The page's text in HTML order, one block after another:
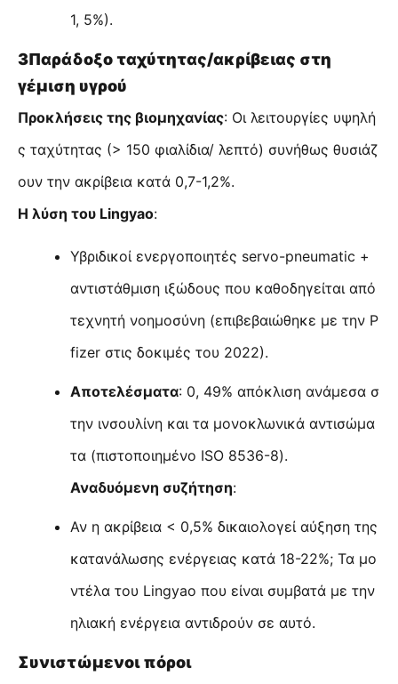
1, 5%).
3Παράδοξο ταχύτητας/ακρίβειας στη
γέμιση υγρού
Προκλήσεις της βιομηχανίας: Οι λειτουργίες υψηλή
ς ταχύτητας (> 150 φιαλίδια/ λεπτό) συνήθως θυσιάζ
ουν την ακρίβεια κατά 0,7-1,2%.
Η λύση του Lingyao:
Υβριδικοί ενεργοποιητές servo-pneumatic +
αντιστάθμιση ιξώδους που καθοδηγείται από
τεχνητή νοημοσύνη (επιβεβαιώθηκε με την P
fizer στις δοκιμές του 2022).
Αποτελέσματα: 0, 49% απόκλιση ανάμεσα σ
την ινσουλίνη και τα μονοκλωνικά αντισώμα
τα (πιστοποιημένο ISO 8536-8).
Αναδυόμενη συζήτηση:
Αν η ακρίβεια < 0,5% δικαιολογεί αύξηση της
κατανάλωσης ενέργειας κατά 18-22%; Τα μο
ντέλα του Lingyao που είναι συμβατά με την
ηλιακή ενέργεια αντιδρούν σε αυτό.
Συνιστώμενοι πόροι